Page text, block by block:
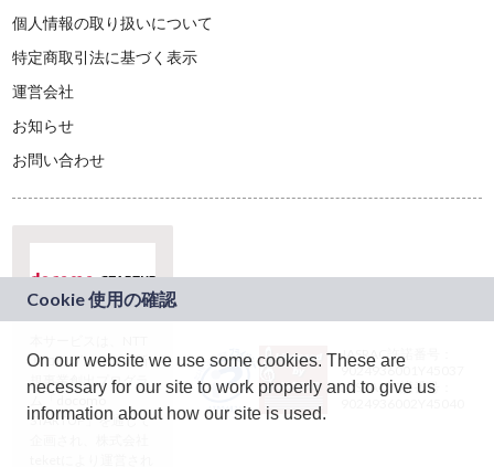
個人情報の取り扱いについて
特定商取引法に基づく表示
運営会社
お知らせ
お問い合わせ
ドコモグループの新
規事業創出プログラ
ム「docomo
STARTUP」を通じて
JASRAC許諾番号：
9024936001Y45037
JASRAC許諾番号：
On our website we use some cookies. These are
necessary for our site to work properly and to give us
information about how our site is used.